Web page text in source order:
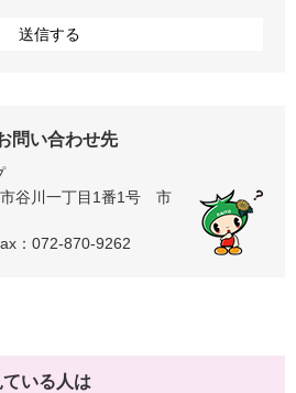
問い合わせ先
谷川一丁目1番1号 市
：072-870-9262
いる人は